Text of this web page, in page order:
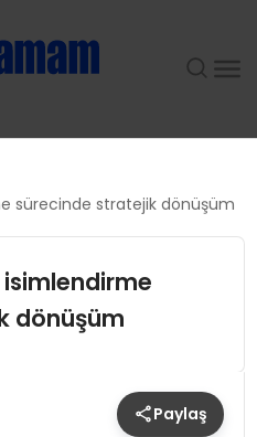
sürecinde stratejik dönüşüm
dönüşüm
Paylaş